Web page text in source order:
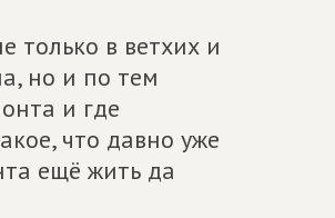
только в ветхих и
но и по тем
и где
что давно уже
ещё жить да